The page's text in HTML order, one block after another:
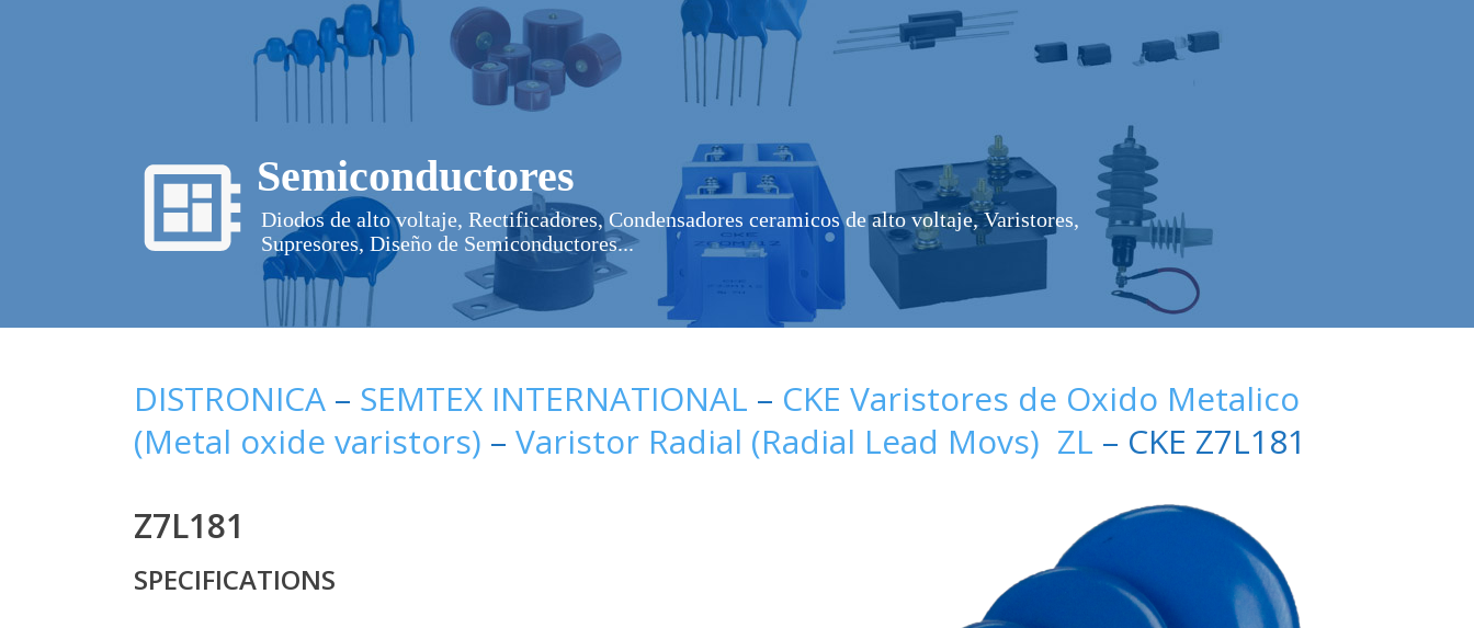
Semiconductores
Diodos de alto voltaje, Rectificadores, Condensadores ceramicos de alto voltaje, Varistores,
Supresores, Diseño de Semiconductores...
DISTRONICA – SEMTEX INTERNATIONAL – CKE Varistores de Oxido Metalico
(Metal oxide varistors) – Varistor Radial (Radial Lead Movs) ZL – CKE Z7L181
Z7L181
SPECIFICATIONS